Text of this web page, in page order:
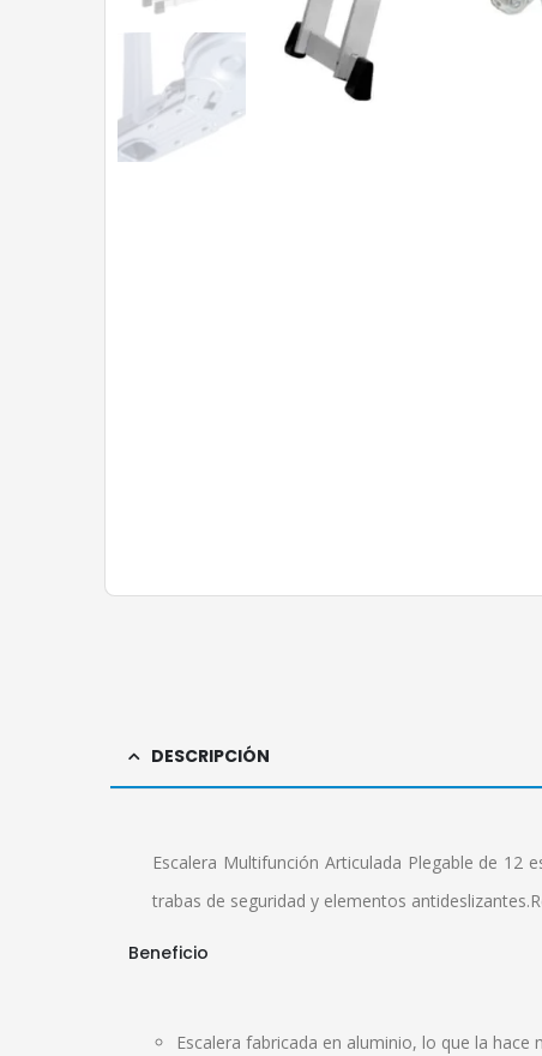
DESCRIPCIÓN
Escalera Multifunción Articulada Plegable de 12
trabas de seguridad y elementos
Beneficio
Escalera fabricada en aluminio, lo que la